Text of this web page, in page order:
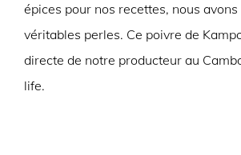
épices pour nos recettes, nous
véritables perles. Ce poivre de
directe de notre producteur au
life.